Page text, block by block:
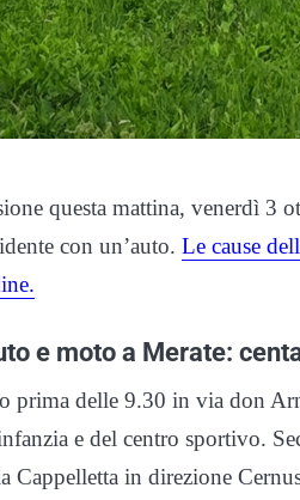
questa mattina, venerdì 3
con un’auto. Le cause
e moto a Merate:
prima delle 9.30 in via don
e del centro sportivo.
Cappelletta in direzione